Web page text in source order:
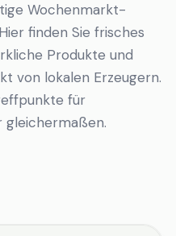
Wochenmarkt-
finden Sie frisches
Produkte und
von lokalen Erzeugern.
für
gleichermaßen.